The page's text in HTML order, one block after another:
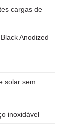
cargas de
Anodized
solar sem
inoxidável